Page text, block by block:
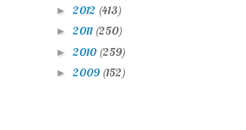
► 2012 (413)
► 2011 (250)
► 2010 (259)
► 2009 (152)